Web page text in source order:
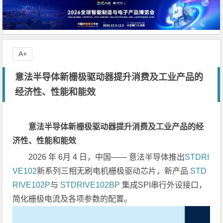
意法半导体新栅极驱动器提升消费及工业产品的
经济性、性能和能效
意法半导体新栅极驱动器提升消费及工业产品的经
济性、性能和能效
2026 年 6月 4 日，中国—— 意法半导体推出STDRI
VE102新系列三相无刷电机栅极驱动芯片，新产品 STD
RIVE102P与 STDRIVE102BP 集成SPI串行外设接口，
简化栅极电流及各项参数的配置。
A+